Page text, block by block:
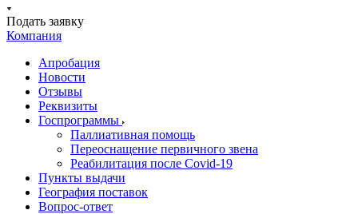
Подать заявку
Компания
Апробация
Новости
Отзывы
Реквизиты
Госпрограммы
Паллиативная помощь
Переоснащение первичного звена
Реабилитация после Covid-19
Пункты выдачи
География поставок
Вопрос-ответ